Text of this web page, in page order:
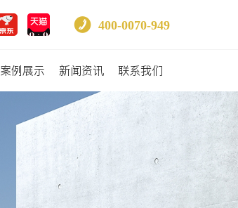
400-0070-949
案例展示 新闻资讯 联系我们